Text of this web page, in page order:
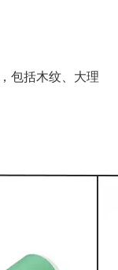
包括木纹、大理